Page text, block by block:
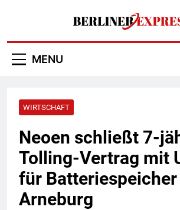
Berliner
MENU
WIRTSCHAFT
Neoen schließt 7-
Tolling-Vertrag mit
für
Arneburg